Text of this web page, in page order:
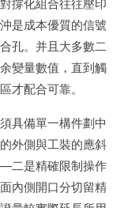
是成本優質的信號
孔。并且大多數二
變量數值，直到觸
才配合可靠。
具備單一構件劃中
外側與工裝的應斜
二是精確限制操作
內側開口分切留精